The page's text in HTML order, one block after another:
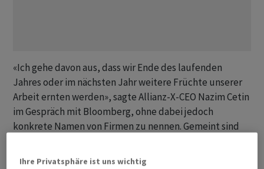
«Ich gehe davon aus, dass wir Ende des laufenden
Jahres oder im nächsten Jahr weitere Früchte unserer
Arbeit ernten werden», sagte Allianz-X-CEO Nazim Cetin
im Gespräch mit Bloomberg, ohne dabei jedoch
konkrete Namen von Firmen zu nennen. Gemeint sind
Ihre Privatsphäre ist uns wichtig